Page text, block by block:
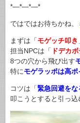
*—*—*—*
ではではお待ちかね、
まずは「モゲッチ叩き
担当NPCは「 ドデカ
8つの穴から飛び出す
特にモゲラッポは高ポ
コツは「緊急回避を
叩こうとすると引っ